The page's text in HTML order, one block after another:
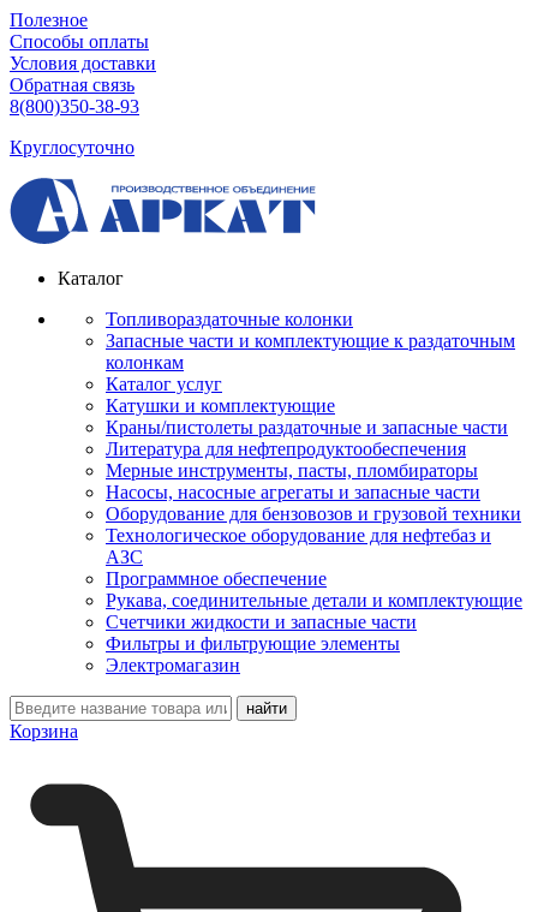
Полезное
Способы оплаты
Условия доставки
Обратная связь
8(800)350-38-93
Круглосуточно
Каталог
Топливораздаточные колонки
Запасные части и комплектующие к раздаточным
колонкам
Каталог услуг
Катушки и комплектующие
Краны/пистолеты раздаточные и запасные части
Литература для нефтепродуктообеспечения
Мерные инструменты, пасты, пломбираторы
Насосы, насосные агрегаты и запасные части
Оборудование для бензовозов и грузовой техники
Технологическое оборудование для нефтебаз и
АЗС
Программное обеспечение
Рукава, соединительные детали и комплектующие
Счетчики жидкости и запасные части
Фильтры и фильтрующие элементы
Электромагазин
Корзина